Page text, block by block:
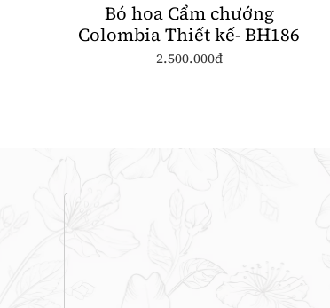
Bó hoa Cẩm chướng
Colombia Thiết kế- BH186
2.500.000đ